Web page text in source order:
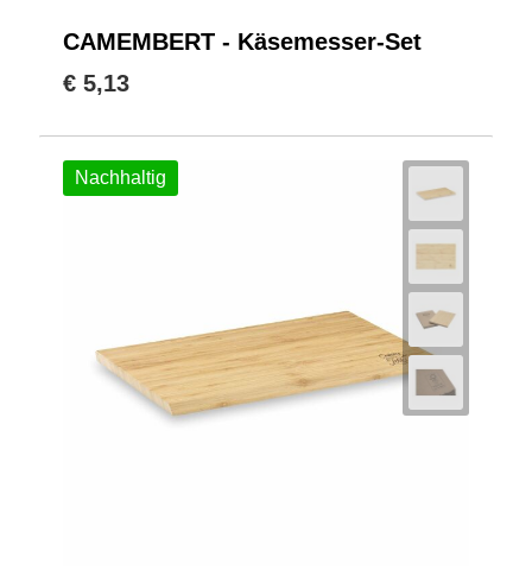
CAMEMBERT - Käsemesser-Set
€ 5,13
Nachhaltig